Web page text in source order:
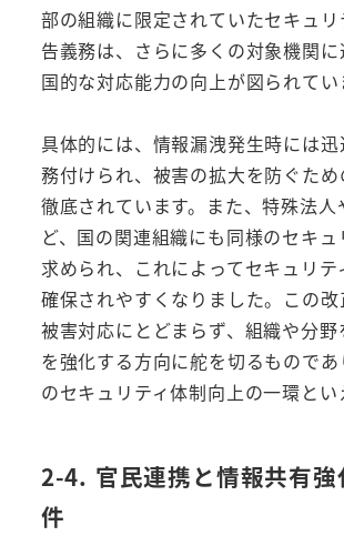
部の組織に限定されていたセキュ
告義務は、さらに多くの対象機関
国的な対応能力の向上が図られてい
具体的には、情報漏洩発生時には
務付けられ、被害の拡大を防ぐた
徹底されています。また、特殊法人
ど、国の関連組織にも同様のセキ
求められ、これによってセキュリ
確保されやすくなりました。この
被害対応にとどまらず、組織や分
を強化する方向に舵を切るもので
のセキュリティ体制向上の一環とい
2-4. 官民連携と情報共有強
件